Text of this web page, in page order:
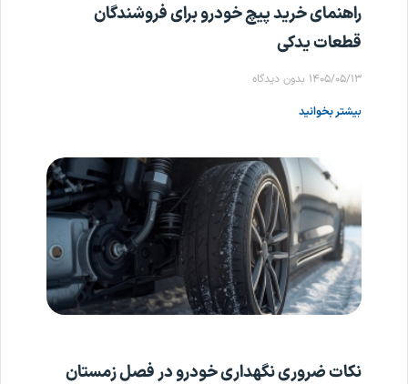
راهنمای خرید پیچ خودرو برای فروشندگان
قطعات یدکی
۱۴۰۵/۰۵/۱۳ بدون دیدگاه
بیشتر بخوانید
نکات ضروری نگهداری خودرو در فصل زمستان